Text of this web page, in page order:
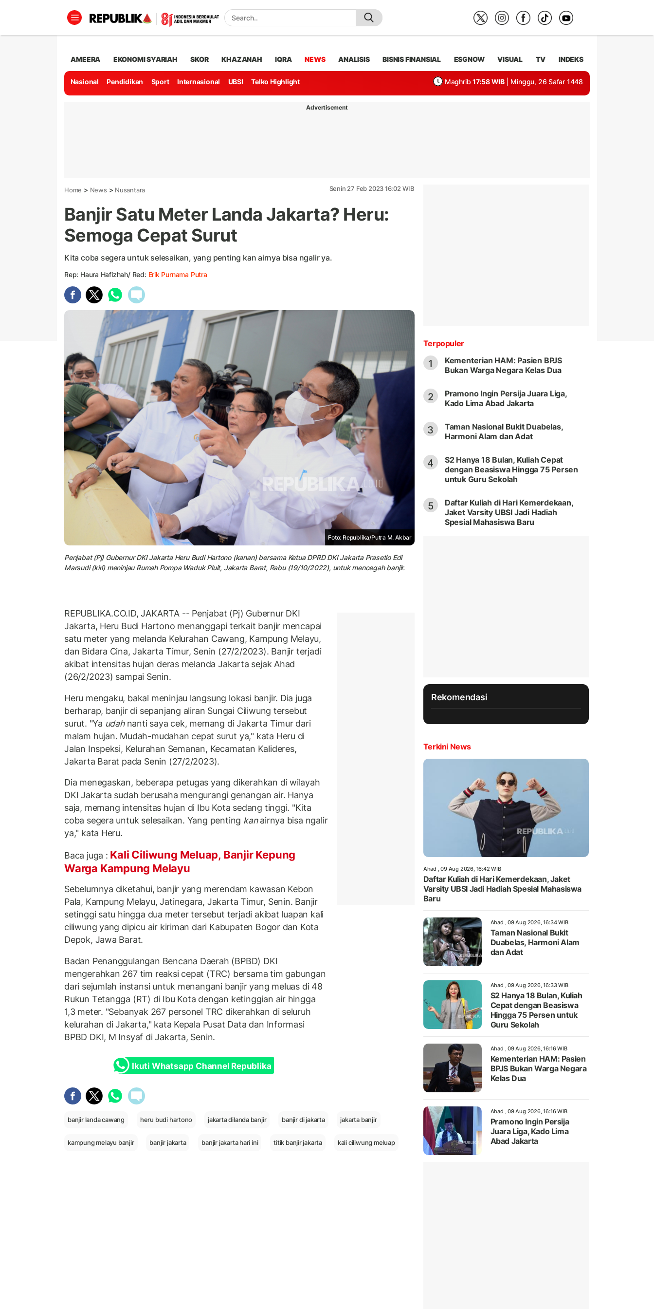
AMEERA EKONOMI SYARIAH SKOR KHAZANAH IQRA NEWS ANALISIS BISNIS FINANSIAL ESGNOW VISUAL TV INDEKS
Nasional Pendidikan Sport Internasional UBSI Telko Highlight Maghrib 17:58 WIB | Minggu, 26 Safar 1448
Advertisement
Home > News > Nusantara Senin 27 Feb 2023 16:02 WIB
Banjir Satu Meter Landa Jakarta? Heru:
Semoga Cepat Surut
Kita coba segera untuk selesaikan, yang penting kan airnya bisa ngalir ya.
Rep: Haura Hafizhah/ Red: Erik Purnama Putra
Foto: Republika/Putra M. Akbar
Penjabat (Pj) Gubernur DKI Jakarta Heru Budi Hartono (kanan) bersama Ketua DPRD DKI Jakarta Prasetio Edi
Marsudi (kiri) meninjau Rumah Pompa Waduk Pluit, Jakarta Barat, Rabu (19/10/2022), untuk mencegah banjir.
REPUBLIKA.CO.ID, JAKARTA -- Penjabat (Pj) Gubernur DKI
Jakarta, Heru Budi Hartono menanggapi terkait banjir mencapai
satu meter yang melanda Kelurahan Cawang, Kampung Melayu,
dan Bidara Cina, Jakarta Timur, Senin (27/2/2023). Banjir terjadi
akibat intensitas hujan deras melanda Jakarta sejak Ahad
(26/2/2023) sampai Senin.
Heru mengaku, bakal meninjau langsung lokasi banjir. Dia juga
berharap, banjir di sepanjang aliran Sungai Ciliwung tersebut
surut. "Ya udahnanti saya cek, memang di Jakarta Timur dari
malam hujan. Mudah-mudahan cepat surut ya," kata Heru di
Jalan Inspeksi, Kelurahan Semanan, Kecamatan Kalideres,
Jakarta Barat pada Senin (27/2/2023).
Dia menegaskan, beberapa petugas yang dikerahkan di wilayah
DKI Jakarta sudah berusaha mengurangi genangan air. Hanya
saja, memang intensitas hujan di Ibu Kota sedang tinggi. "Kita
coba segera untuk selesaikan. Yang penting kanairnya bisa ngalir
ya," kata Heru.
Baca juga : Kali Ciliwung Meluap, Banjir Kepung
Warga Kampung Melayu
Sebelumnya diketahui, banjir yang merendam kawasan Kebon
Pala, Kampung Melayu, Jatinegara, Jakarta Timur, Senin. Banjir
setinggi satu hingga dua meter tersebut terjadi akibat luapan kali
ciliwung yang dipicu air kiriman dari Kabupaten Bogor dan Kota
Depok, Jawa Barat.
Badan Penanggulangan Bencana Daerah (BPBD) DKI
mengerahkan 267 tim reaksi cepat (TRC) bersama tim gabungan
dari sejumlah instansi untuk menangani banjir yang meluas di 48
Rukun Tetangga (RT) di Ibu Kota dengan ketinggian air hingga
1,3 meter. "Sebanyak 267 personel TRC dikerahkan di seluruh
kelurahan di Jakarta," kata Kepala Pusat Data dan Informasi
BPBD DKI, M Insyaf di Jakarta, Senin.
Ikuti Whatsapp Channel Republika
banjir landa cawang heru budi hartono jakarta dilanda banjir banjir di jakarta jakarta banjir
kampung melayu banjir banjir jakarta banjir jakarta hari ini titik banjir jakarta kali ciliwung meluap
Terpopuler
1
Kementerian HAM: Pasien BPJS
Bukan Warga Negara Kelas Dua
2
Pramono Ingin Persija Juara Liga,
Kado Lima Abad Jakarta
3
Taman Nasional Bukit Duabelas,
Harmoni Alam dan Adat
4
S2 Hanya 18 Bulan, Kuliah Cepat
dengan Beasiswa Hingga 75 Persen
untuk Guru Sekolah
5
Daftar Kuliah di Hari Kemerdekaan,
Jaket Varsity UBSI Jadi Hadiah
Spesial Mahasiswa Baru
Rekomendasi
Terkini News
Ahad , 09 Aug 2026, 16:42 WIB
Daftar Kuliah di Hari Kemerdekaan, Jaket
Varsity UBSI Jadi Hadiah Spesial Mahasiswa
Baru
Ahad , 09 Aug 2026, 16:34 WIB
Taman Nasional Bukit
Duabelas, Harmoni Alam
dan Adat
Ahad , 09 Aug 2026, 16:33 WIB
S2 Hanya 18 Bulan, Kuliah
Cepat dengan Beasiswa
Hingga 75 Persen untuk
Guru Sekolah
Ahad , 09 Aug 2026, 16:16 WIB
Kementerian HAM: Pasien
BPJS Bukan Warga Negara
Kelas Dua
Ahad , 09 Aug 2026, 16:16 WIB
Pramono Ingin Persija
Juara Liga, Kado Lima
Abad Jakarta